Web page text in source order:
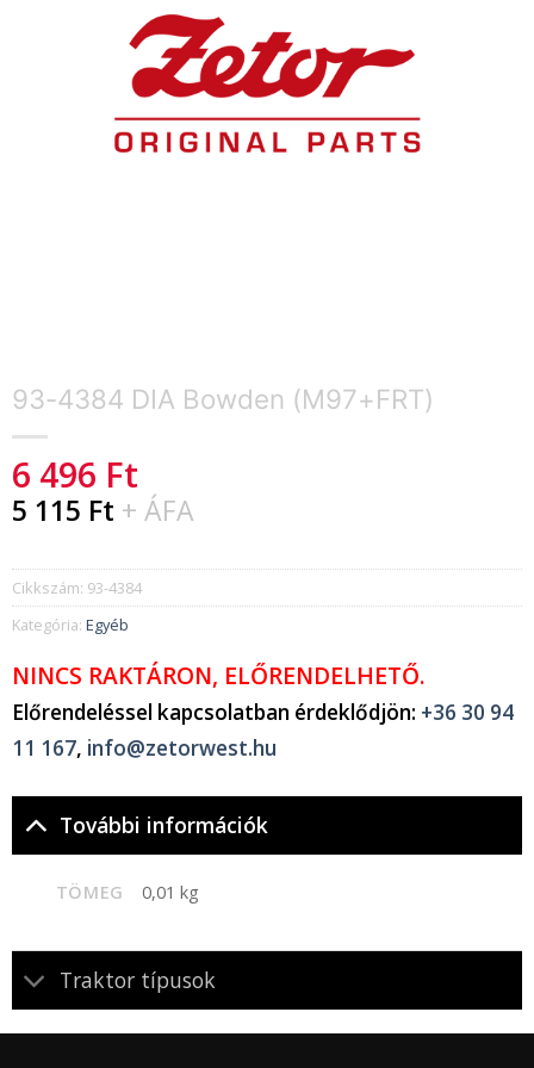
93-4384 DIA Bowden (M97+FRT)
6 496 Ft
5 115 Ft + ÁFA
Cikkszám: 93-4384
Kategória: Egyéb
NINCS RAKTÁRON, ELŐRENDELHETŐ.
Előrendeléssel kapcsolatban érdeklődjön: +36 30 94
11 167, info@zetorwest.hu
További információk
TÖMEG 0,01 kg
Traktor típusok